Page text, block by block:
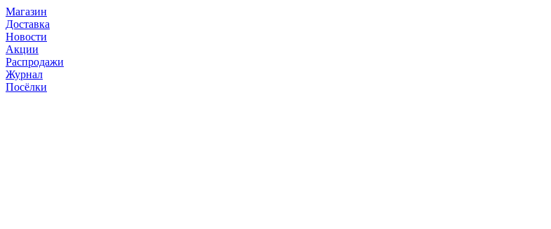
Магазин
Доставка
Новости
Акции
Распродажи
Журнал
Посёлки